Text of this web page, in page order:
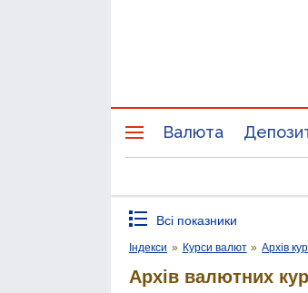
Валюта
Всі показники
Індекси » Курси валют » Архів
Архів валютних